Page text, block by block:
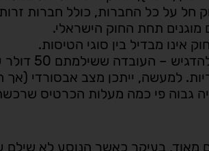
חל על כל החברות, כולל חברות
תחת החוק הישראלי.
אינו מבדיל בין סוגי הטיסות.
חשוב
למעשה, ייתכן מצב אבסורדי (אך
(למשל 2,000 ש”ח) יהיה גבוה פי כמה מעלות
מאוד, בעיקר כאשר הנוסע לא